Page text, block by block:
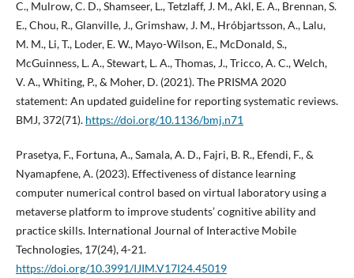
C., Mulrow, C. D., Shamseer, L., Tetzlaff, J. M., Akl, E. A., Brennan, S.
E., Chou, R., Glanville, J., Grimshaw, J. M., Hróbjartsson, A., Lalu,
M. M., Li, T., Loder, E. W., Mayo-Wilson, E., McDonald, S.,
McGuinness, L. A., Stewart, L. A., Thomas, J., Tricco, A. C., Welch,
V. A., Whiting, P., & Moher, D. (2021). The PRISMA 2020
statement: An updated guideline for reporting systematic reviews.
BMJ, 372(71). https://doi.org/10.1136/bmj.n71
Prasetya, F., Fortuna, A., Samala, A. D., Fajri, B. R., Efendi, F., &
Nyamapfene, A. (2023). Effectiveness of distance learning
computer numerical control based on virtual laboratory using a
metaverse platform to improve students’ cognitive ability and
practice skills. International Journal of Interactive Mobile
Technologies, 17(24), 4-21.
https://doi.org/10.3991/IJIM.V17I24.45019